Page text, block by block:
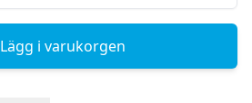
Lägg i varukorgen